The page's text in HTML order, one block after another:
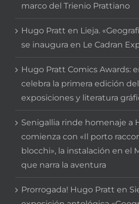
marco del Trienio Prattiano
Hugo Pratt en Lieja.
se inaugura en Le Cadran
Hugo Pratt Comics Awards:
celebra la primera edición
exposiciones y literatura
Senigallia rinde homenaje a
comienza con «Il porto
blocchi», la instalación en el
que narra la aventura
Prorrogada! Hugo Pratt en